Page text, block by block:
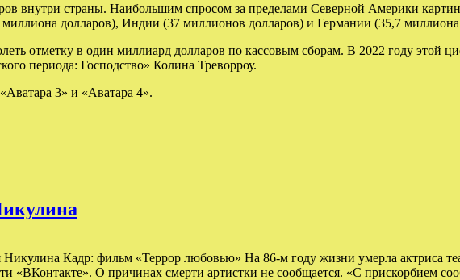
внутри страны. Наибольшим спросом за пределами Северной Америки
долларов), Индии (37 миллионов ​​долларов) и Германии (35,7 миллиона
отметку в один миллиард долларов по кассовым сборам. В 2022 году этой
периода: Господство» Колина Треворроу.
3» и «Аватара 4».
Никулина Кадр: фильм «Террор любовью» На 86-м году жизни умерла актриса
«ВКонтакте». О причинах смерти артистки не сообщается. «С прискорбием